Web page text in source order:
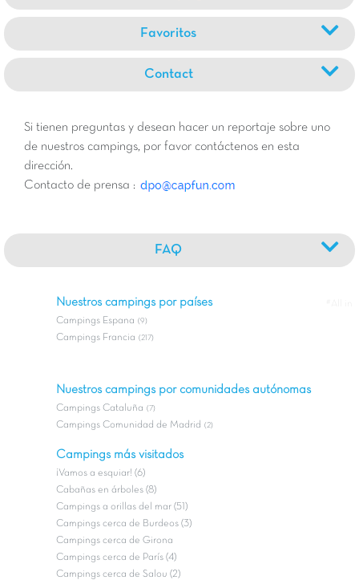
Favoritos
Contact
Si tienen preguntas y desean hacer un reportaje sobre uno
de nuestros campings, por favor contáctenos en esta
dirección.
Contacto de prensa :
FAQ
Nuestros campings por países
Campings Espana (9)
Campings Francia (217)
Nuestros campings por comunidades autónomas
Campings Cataluña (7)
Campings Comunidad de Madrid (2)
Campings más visitados
¡Vamos a esquiar! (6)
Cabañas en árboles (8)
Campings a orillas del mar (51)
Campings cerca de Burdeos (3)
Campings cerca de Girona
Campings cerca de París (4)
Campings cerca de Salou (2)